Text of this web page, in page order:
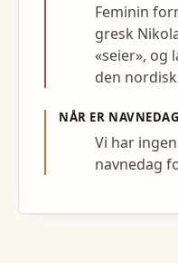
Feminin
gresk
«seier», og
den
NÅR ER
Vi har
navnedag